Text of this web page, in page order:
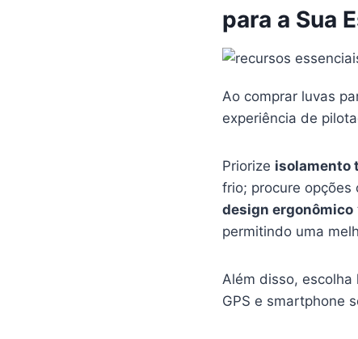
para a Sua
Ao comprar luvas
experiência de
Priorize isolamento
frio; procure opções
design ergonômico
permitindo uma
Além disso, escolha
GPS e smartphone